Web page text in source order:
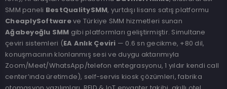
SMM paneli BestQualitySMM, yurtdışı lisans satış platformu
CheaplySoftwareve Türkiye SMM hizmetleri sunan
Ağabeyoğlu SMM gibi platformları geliştirmiştir. Simultane
çeviri sistemleri (EA Anlık Çeviri — 0.6 sn gecikme, +80 dil,
konuşmacının klonlanmış sesi ve duygu aktarımıyla
Zoom/Meet/WhatsApp/telefon entegrasyonu, 1 yıldır kendi call
center’ında üretimde), self-servis kiosk çözümleri, fabrika